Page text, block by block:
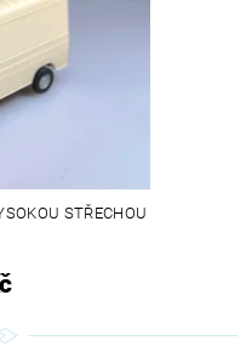
STŘECHOU